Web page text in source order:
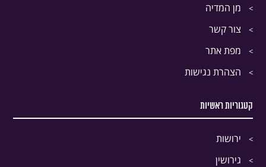
מן המדיה
צור קשר
מפת אתר
הצהרת נגישות
קטגוריות ראשיות
ירושות
גירושין